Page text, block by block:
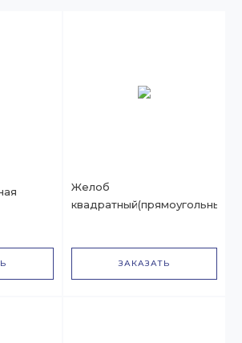
Желоб
квадратный(прямоугольный)
ЗАКАЗАТЬ